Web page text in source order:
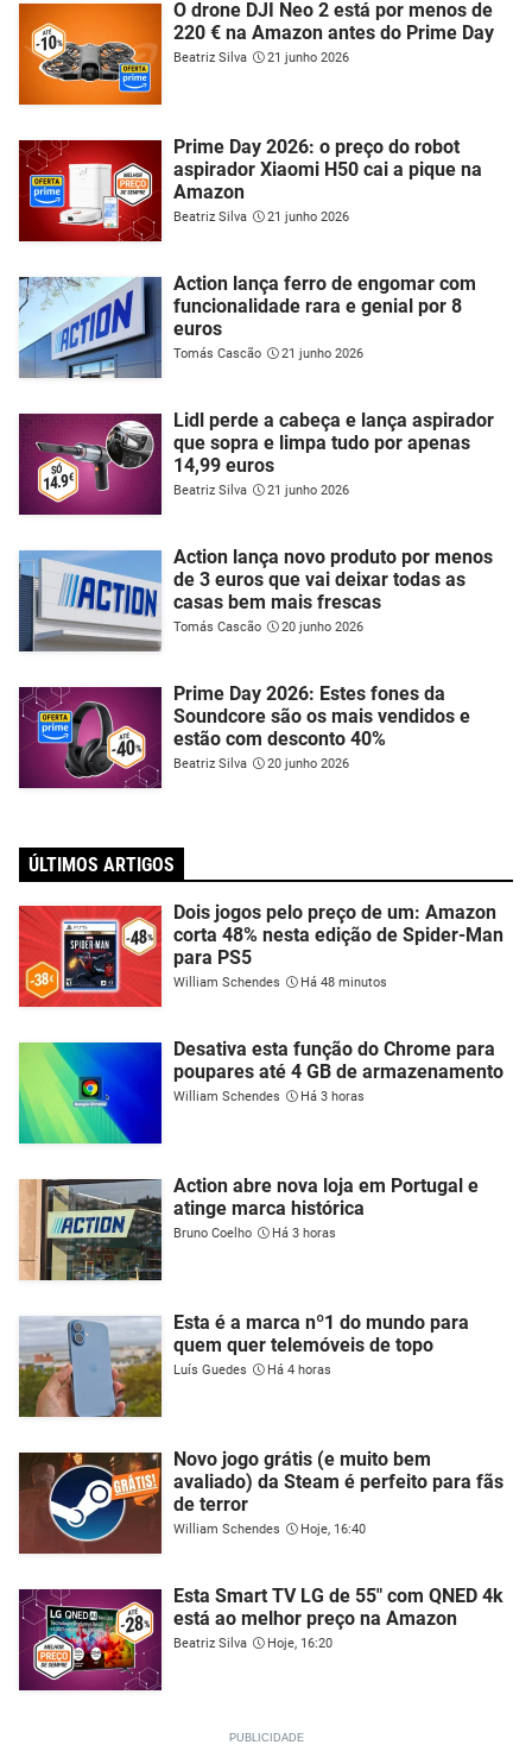
O drone DJI Neo 2 está por menos de
220 € na Amazon antes do Prime Day
Beatriz Silva 21 junho 2026
Prime Day 2026: o preço do robot
aspirador Xiaomi H50 cai a pique na
Amazon
Beatriz Silva 21 junho 2026
Action lança ferro de engomar com
funcionalidade rara e genial por 8
euros
Tomás Cascão 21 junho 2026
Lidl perde a cabeça e lança aspirador
que sopra e limpa tudo por apenas
14,99 euros
Beatriz Silva 21 junho 2026
Action lança novo produto por menos
de 3 euros que vai deixar todas as
casas bem mais frescas
Tomás Cascão 20 junho 2026
Prime Day 2026: Estes fones da
Soundcore são os mais vendidos e
estão com desconto 40%
Beatriz Silva 20 junho 2026
ÚLTIMOS ARTIGOS
Dois jogos pelo preço de um: Amazon
corta 48% nesta edição de Spider-Man
para PS5
William Schendes Há 48 minutos
Desativa esta função do Chrome para
poupares até 4 GB de armazenamento
William Schendes Há 3 horas
Action abre nova loja em Portugal e
atinge marca histórica
Bruno Coelho Há 3 horas
Esta é a marca nº1 do mundo para
quem quer telemóveis de topo
Luís Guedes Há 4 horas
Novo jogo grátis (e muito bem
avaliado) da Steam é perfeito para fãs
de terror
William Schendes Hoje, 16:40
Esta Smart TV LG de 55" com QNED 4k
está ao melhor preço na Amazon
Beatriz Silva Hoje, 16:20